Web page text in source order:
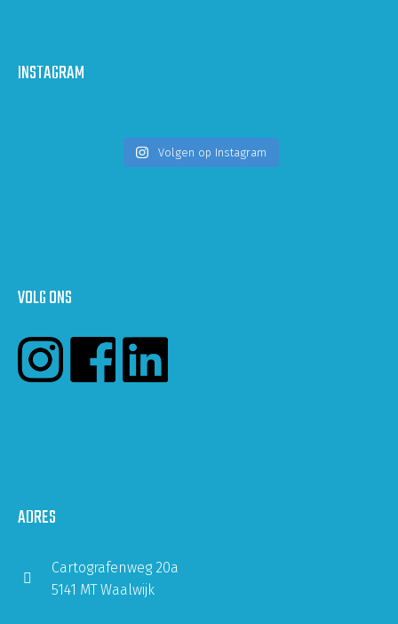
INSTAGRAM
Volgen op Instagram
VOLG ONS
ADRES
Cartografenweg 20a
5141 MT Waalwijk